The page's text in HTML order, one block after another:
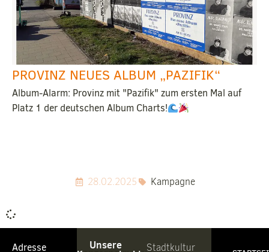
PROVINZ NEUES ALBUM „PAZIFIK“
Album-Alarm: Provinz mit "Pazifik" zum ersten Mal auf
Platz 1 der deutschen Album Charts!
28.02.2025 Kampagne
Adresse
Unsere
Stadtkultur